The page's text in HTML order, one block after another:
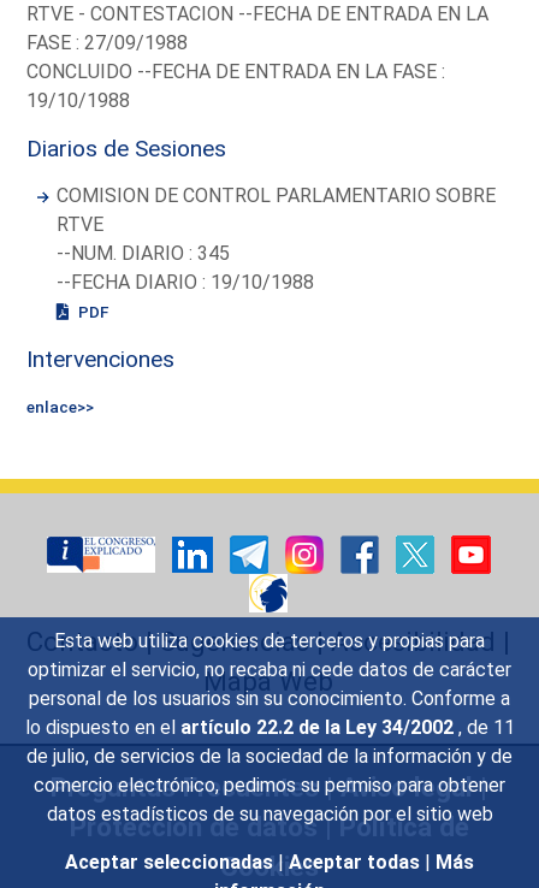
Esta web utiliza cookies de terceros y propias para
optimizar el servicio, no recaba ni cede datos de carácter
personal de los usuarios sin su conocimiento. Conforme a
lo dispuesto en el artículo 22.2 de la Ley 34/2002 , de 11
de julio, de servicios de la sociedad de la información y de
comercio electrónico, pedimos su permiso para obtener
datos estadísticos de su navegación por el sitio web
Aceptar seleccionadas | Aceptar todas | Más
RTVE - CONTESTACION --FECHA DE ENTRADA EN LA
FASE : 27/09/1988
CONCLUIDO --FECHA DE ENTRADA EN LA FASE :
19/10/1988
Diarios de Sesiones
COMISION DE CONTROL PARLAMENTARIO SOBRE
RTVE
--NUM. DIARIO : 345
--FECHA DIARIO : 19/10/1988
PDF
Intervenciones
enlace>>
Contacto|Sugerencias|Accesibilidad |
Mapa Web
Preguntas Frecuentes|Aviso legal|
Protección de datos|Política de
Cookies